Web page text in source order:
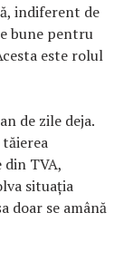
indiferent de
bune pentru
este rolul
de zile deja.
TVA,
situația
doar se amână